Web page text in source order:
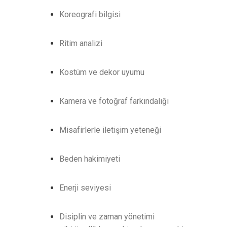
Koreografi bilgisi
Ritim analizi
Kostüm ve dekor uyumu
Kamera ve fotoğraf farkındalığı
Misafirlerle iletişim yeteneği
Beden hakimiyeti
Enerji seviyesi
Disiplin ve zaman yönetimi